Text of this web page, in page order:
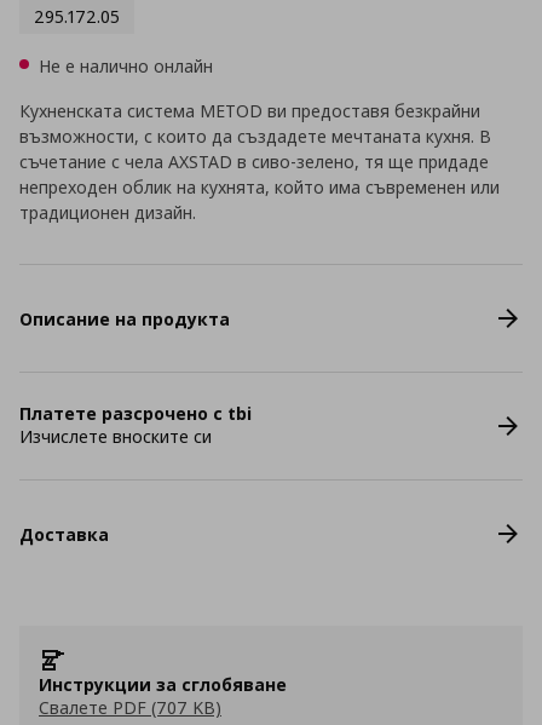
295.172.05
Не е налично онлайн
Кухненската система METOD ви предоставя безкрайни
възможности, с които да създадете мечтаната кухня. В
съчетание с чела AXSTAD в сиво-зелено, тя ще придаде
непреходен облик на кухнята, който има съвременен или
традиционен дизайн.
Описание на продукта
Платете разсрочено с tbi
Изчислете вноските си
Доставка
Инструкции за сглобяване
Свалете PDF (707 KB)